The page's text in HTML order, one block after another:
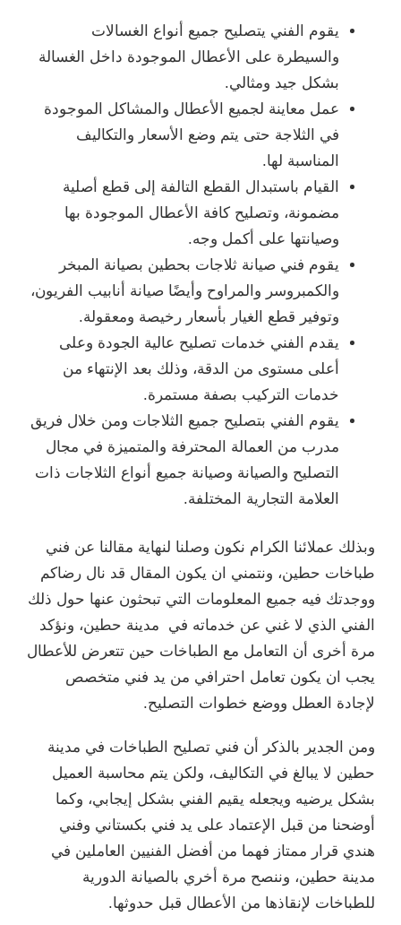
يقوم الفني يتصليح جميع أنواع الغسالات
والسيطرة على الأعطال الموجودة داخل الغسالة
بشكل جيد ومثالي.
عمل معاينة لجميع الأعطال والمشاكل الموجودة
في الثلاجة حتى يتم وضع الأسعار والتكاليف
المناسبة لها.
القيام باستبدال القطع التالفة إلى قطع أصلية
مضمونة، وتصليح كافة الأعطال الموجودة بها
وصيانتها على أكمل وجه.
يقوم فني صيانة ثلاجات بحطين بصيانة المبخر
والكمبروسر والمراوح وأيضًا صيانة أنابيب الفريون،
وتوفير قطع الغيار بأسعار رخيصة ومعقولة.
يقدم الفني خدمات تصليح عالية الجودة وعلى
أعلى مستوى من الدقة، وذلك بعد الإنتهاء من
خدمات التركيب بصفة مستمرة.
يقوم الفني بتصليح جميع الثلاجات ومن خلال فريق
مدرب من العمالة المحترفة والمتميزة في مجال
التصليح والصيانة وصيانة جميع أنواع الثلاجات ذات
العلامة التجارية المختلفة.
وبذلك عملائنا الكرام نكون وصلنا لنهاية مقالنا عن فني
طباخات حطين، ونتمني ان يكون المقال قد نال رضاكم
ووجدتك فيه جميع المعلومات التي تبحثون عنها حول ذلك
الفني الذي لا غني عن خدماته في مدينة حطين، ونؤكد
مرة أخرى أن التعامل مع الطباخات حين تتعرض للأعطال
يجب ان يكون تعامل احترافي من يد فني متخصص
لإجادة العطل ووضع خطوات التصليح.
ومن الجدير بالذكر أن فني تصليح الطباخات في مدينة
حطين لا يبالغ في التكاليف، ولكن يتم محاسبة العميل
بشكل يرضيه ويجعله يقيم الفني بشكل إيجابي، وكما
أوضحنا من قبل الإعتماد على يد فني بكستاني وفني
هندي قرار ممتاز فهما من أفضل الفنيين العاملين في
مدينة حطين، وننصح مرة أخري بالصيانة الدورية
للطباخات لإنقاذها من الأعطال قبل حدوثها.